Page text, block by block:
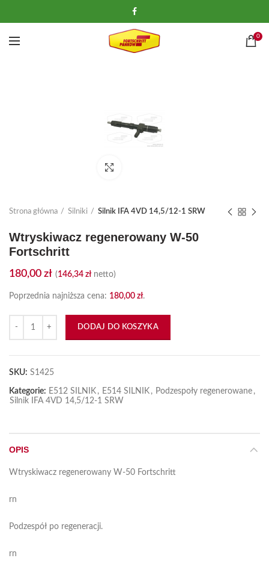
0
Strona główna Silniki Silnik IFA 4VD 14,5/12-1 SRW
Wtryskiwacz regenerowany W-50
Fortschritt
180,00 zł (146,34 złnetto)
Poprzednia najniższa cena: 180,00 zł.
DODAJ DO KOSZYKA
SKU: S1425
Kategorie: E512 SILNIK , E514 SILNIK , Podzespoły regenerowane ,
Silnik IFA 4VD 14,5/12-1 SRW
OPIS
Wtryskiwacz regenerowany W-50 Fortschritt
rn
Podzespół po regeneracji.
rn